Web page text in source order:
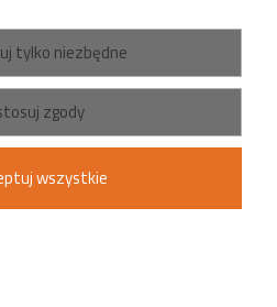
tylko niezbędne
zgody
wszystkie